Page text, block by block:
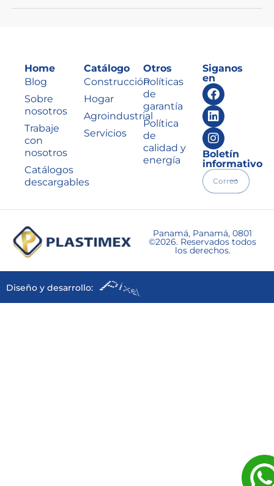
Home
Blog
Sobre
nosotros
Trabaje
con
nosotros
Catálogos
descargables
Catálogo
Construcción
Hogar
Agroindustrial
Servicios
Otros
Políticas
de
garantía
Política
de
calidad y
energía
Siganos
en
Boletín
informativo
Panamá, Panamá, 0801
©2026. Reservados todos
los derechos.
Diseño y desarrollo: